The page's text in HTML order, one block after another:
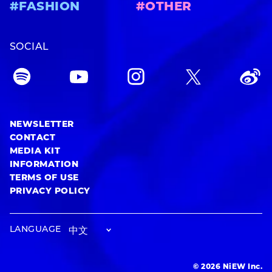
#FASHION
#OTHER
SOCIAL
NEWSLETTER
CONTACT
MEDIA KIT
INFORMATION
TERMS OF USE
PRIVACY POLICY
LANGUAGE
© 2026 NiEW Inc.